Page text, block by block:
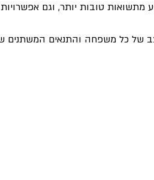
מתשואות טובות יותר, וגם
של כל משפחה והתנאים המשתנים